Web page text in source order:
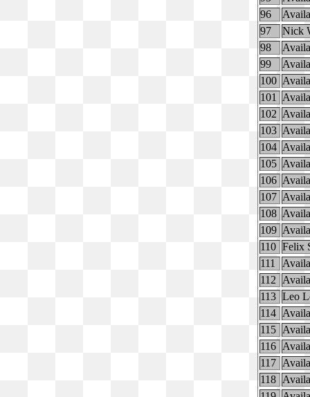
96
97
Nick
98
99
100
101
102
103
104
105
106
107
108
109
110 Felix
111
112
113 Leo
114
115
116
117
118